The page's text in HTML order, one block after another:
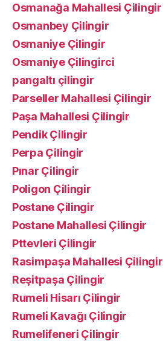
Osmanağa Mahallesi Çilingir
Osmanbey Çilingir
Osmaniye Çilingir
Osmaniye Çilingirci
pangaltı çilingir
Parseller Mahallesi Çilingir
Paşa Mahallesi Çilingir
Pendik Çilingir
Perpa Çilingir
Pınar Çilingir
Poligon Çilingir
Postane Çilingir
Postane Mahallesi Çilingir
Pttevleri Çilingir
Rasimpaşa Mahallesi Çilingir
Reşitpaşa Çilingir
Rumeli Hisarı Çilingir
Rumeli Kavağı Çilingir
Rumelifeneri Çilingir